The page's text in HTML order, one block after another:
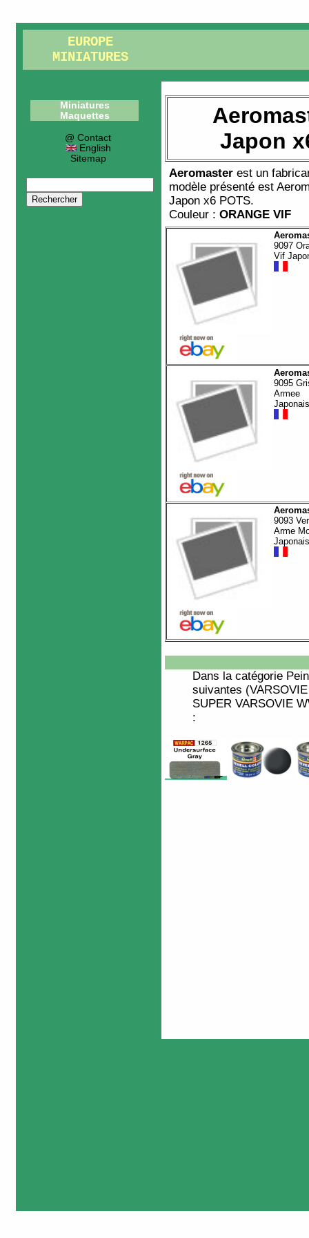
EUROPE
MINIATURES
Miniatures
Maquettes
@ Contact
English
Sitemap
Japon
Aeromaster est un
modèle présenté est
Japon x6 POTS.
Couleur :ORANGE VIF
9097
Vif
9095
Armee
9093
Arme
Dans la catégorie
suivantes
SUPER VARSOVIE
: